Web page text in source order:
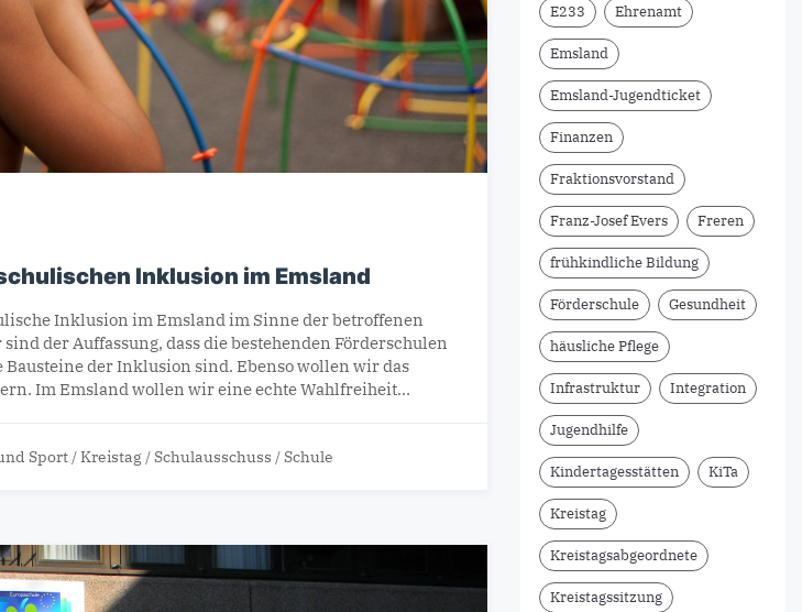
Inklusion im Emsland
Inklusion im Emsland im Sinne der betroffenen
der Auffassung, dass die bestehenden Förderschulen
der Inklusion sind. Ebenso wollen wir das
Im Emsland wollen wir eine echte Wahlfreiheit…
Sport /Kreistag /Schulausschuss /Schule
E233 Ehrenamt
Emsland
Emsland-Jugendticket
Finanzen
Fraktionsvorstand
Franz-Josef Evers Freren
frühkindliche Bildung
Förderschule Gesundheit
häusliche Pflege
Infrastruktur Integration
Jugendhilfe
Kindertagesstätten KiTa
Kreistag
Kreistagsabgeordnete
Kreistagssitzung